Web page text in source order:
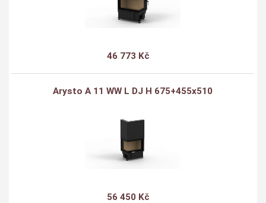
46 773 Kč
Arysto A 11 WW L DJ H 675+455x510
56 450 Kč